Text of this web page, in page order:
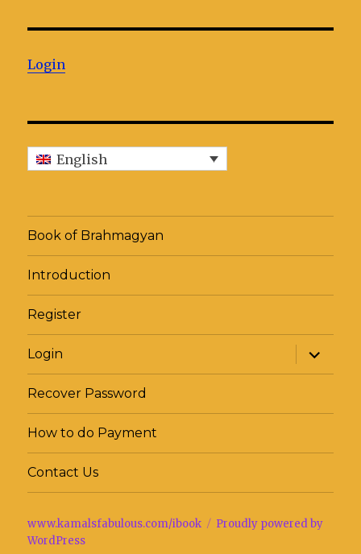
Login
English
Book of Brahmagyan
Introduction
Register
Login
expand
child
menu
Recover Password
How to do Payment
Contact Us
www.kamalsfabulous.com/ibook
Proudly powered by
WordPress